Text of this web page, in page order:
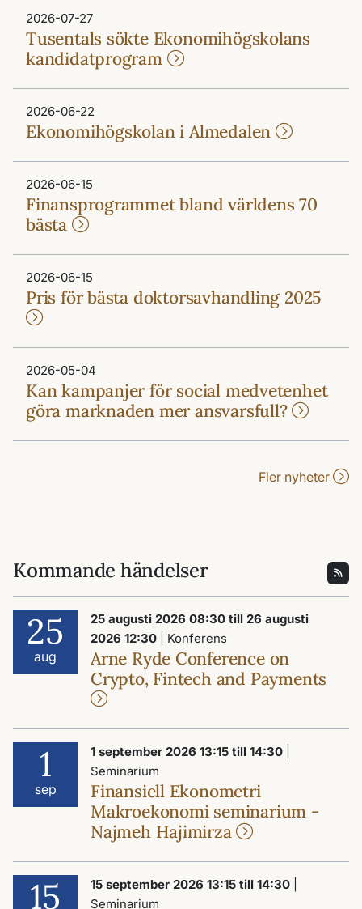
2026-07-27
Tusentals sökte Ekonomihögskolans
kandidatprogram
2026-06-22
Ekonomihögskolan i Almedalen
2026-06-15
Finansprogrammet bland världens 70
bästa
2026-06-15
Pris för bästa doktorsavhandling 2025
2026-05-04
Kan kampanjer för social medvetenhet
göra marknaden mer ansvarsfull?
Fler nyheter
Kommande händelser
25
aug
25 augusti 2026 08:30 till 26 augusti
2026 12:30
| Konferens
Arne Ryde Conference on
Crypto, Fintech and Payments
1
sep
1 september 2026 13:15 till 14:30
Seminarium
Finansiell Ekonometri
Makroekonomi seminarium -
Najmeh Hajimirza
15 15 september 2026 13:15 till 14:30
Seminarium